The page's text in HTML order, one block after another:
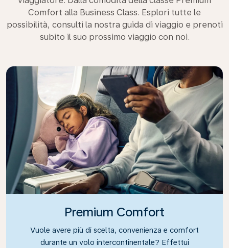
Comfort alla Business Class. Esplori tutte le
possibilità, consulti la nostra guida di viaggio e prenoti
subito il suo prossimo viaggio con noi.
Premium Comfort
Vuole avere più di scelta, convenienza e comfort
durante un volo intercontinentale? Effettui